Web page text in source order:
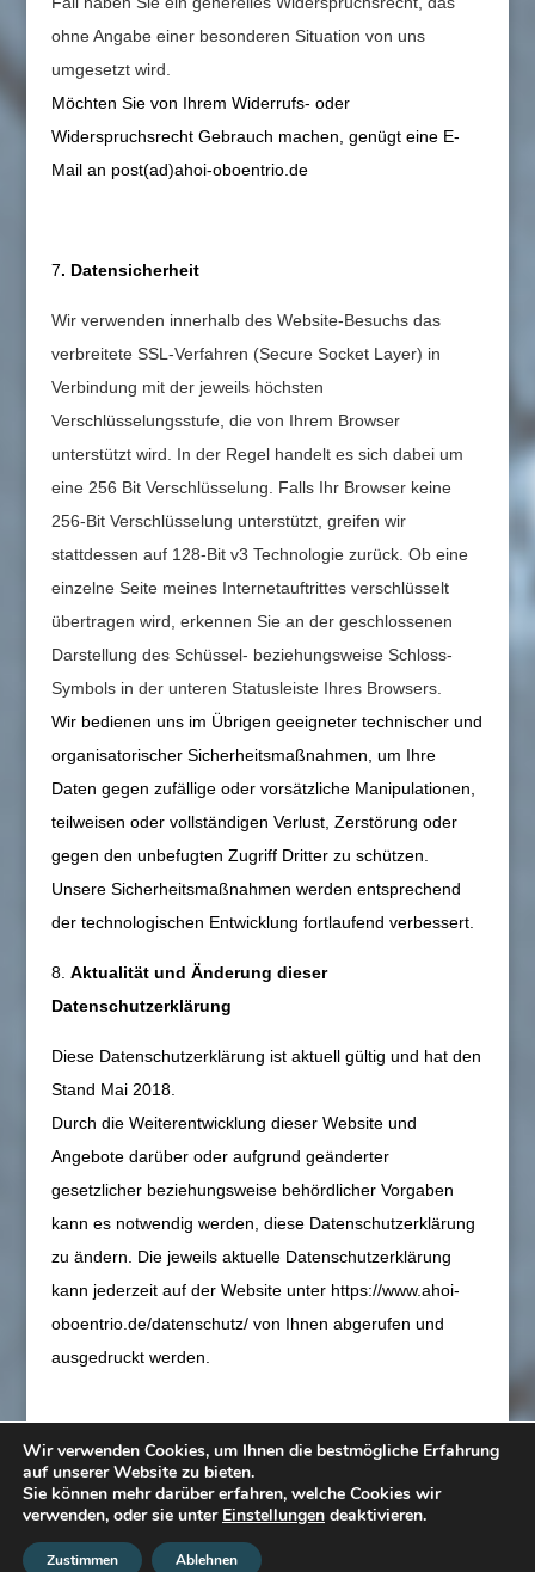
ohne Angabe einer besonderen Situation von uns
umgesetzt wird.
Möchten Sie von Ihrem Widerrufs- oder
Widerspruchsrecht Gebrauch machen, genügt eine E-
Mail an post(ad)ahoi-oboentrio.de
7. Datensicherheit
Wir verwenden innerhalb des Website-Besuchs das
verbreitete SSL-Verfahren (Secure Socket Layer) in
Verbindung mit der jeweils höchsten
Verschlüsselungsstufe, die von Ihrem Browser
unterstützt wird. In der Regel handelt es sich dabei um
eine 256 Bit Verschlüsselung. Falls Ihr Browser keine
256-Bit Verschlüsselung unterstützt, greifen wir
stattdessen auf 128-Bit v3 Technologie zurück. Ob eine
einzelne Seite meines Internetauftrittes verschlüsselt
übertragen wird, erkennen Sie an der geschlossenen
Darstellung des Schüssel- beziehungsweise Schloss-
Symbols in der unteren Statusleiste Ihres Browsers.
Wir bedienen uns im Übrigen geeigneter technischer und
organisatorischer Sicherheitsmaßnahmen, um Ihre
Daten gegen zufällige oder vorsätzliche Manipulationen,
teilweisen oder vollständigen Verlust, Zerstörung oder
gegen den unbefugten Zugriff Dritter zu schützen.
Unsere Sicherheitsmaßnahmen werden entsprechend
der technologischen Entwicklung fortlaufend verbessert.
8. Aktualität und Änderung dieser
Datenschutzerklärung
Diese Datenschutzerklärung ist aktuell gültig und hat den
Stand Mai 2018.
Durch die Weiterentwicklung dieser Website und
Angebote darüber oder aufgrund geänderter
gesetzlicher beziehungsweise behördlicher Vorgaben
kann es notwendig werden, diese Datenschutzerklärung
zu ändern. Die jeweils aktuelle Datenschutzerklärung
kann jederzeit auf der Website unter https://www.ahoi-
oboentrio.de/datenschutz/ von Ihnen abgerufen und
ausgedruckt werden.
Datenschutz Impressum
Login
Blog
Wir verwenden Cookies, um Ihnen die bestmögliche Erfahrung
auf unserer Website zu bieten.
Sie können mehr darüber erfahren, welche Cookies wir
verwenden, oder sie unter Einstellungen deaktivieren.
Zustimmen Ablehnen